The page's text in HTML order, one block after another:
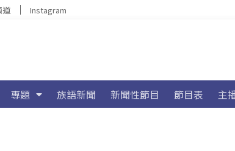
道 Instagram
專題 族語新聞 新聞性節目 節目表 主